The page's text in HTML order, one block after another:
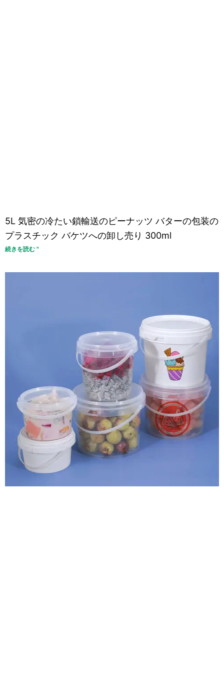
5L 気密の冷たい鎖輸送のピーナッツ バターの包装の
プラスチック バケツへの卸し売り 300ml
続きを読む "